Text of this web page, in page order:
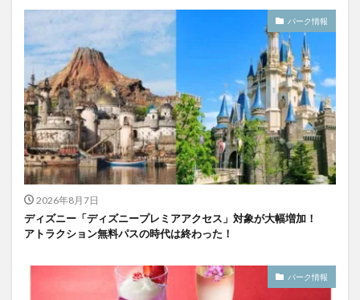
パーク情報
2026年8月7日
ディズニー「ディズニープレミアアクセス」対象が大幅増加！
アトラクション無料パスの時代は終わった！
パーク情報